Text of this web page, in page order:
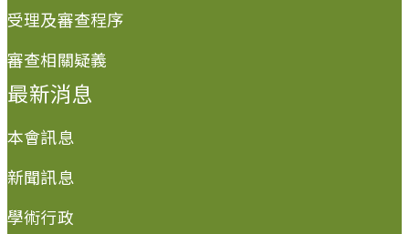
受理及審查程序
審查相關疑義
最新消息
本會訊息
新聞訊息
學術行政